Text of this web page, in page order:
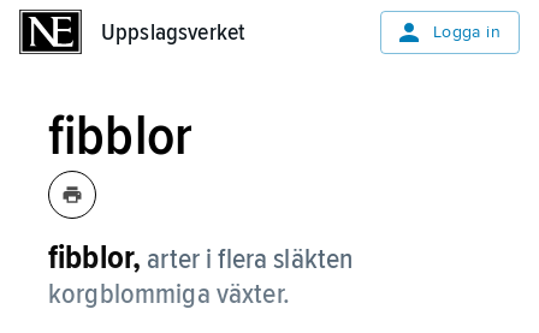
Uppslagsverket Logga in
fibblor
fibblor, arter i flera släkten
korgblommiga växter.